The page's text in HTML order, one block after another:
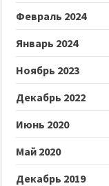
Февраль 2024
Январь 2024
Ноябрь 2023
Декабрь 2022
Июнь 2020
Май 2020
Декабрь 2019